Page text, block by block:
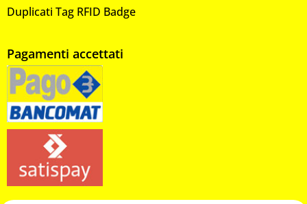
Duplicati Tag RFID Badge
Pagamenti accettati